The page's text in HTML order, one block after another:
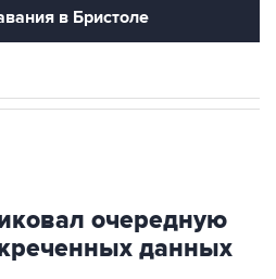
в Бристоле
очередную
данных